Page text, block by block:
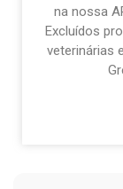
na nossa
Excluídos
veterinárias